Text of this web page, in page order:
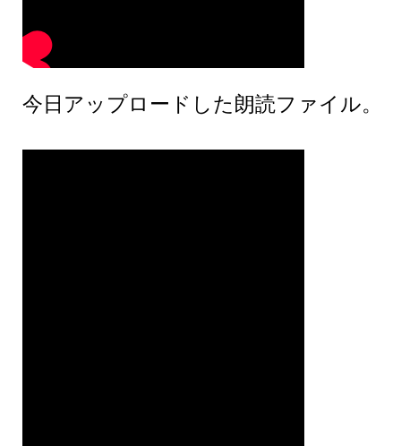
今日アップロードした朗読ファイル。